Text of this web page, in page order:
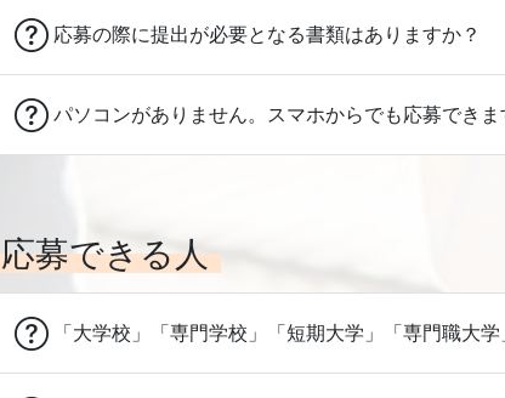
応募の際に提出が必要となる書類はありますか？
パソコンがありません。スマホからでも応募できま
応募できる人
「大学校」「専門学校」「短期大学」「専門職大